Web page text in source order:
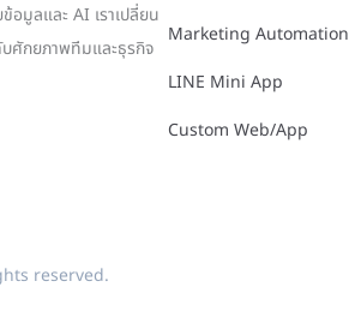
มูลและ AI เราเปลี่ยน
บศักยภาพทีมและธุรกิจ
Marketing Automation
LINE Mini App
Custom Web/App
reserved.